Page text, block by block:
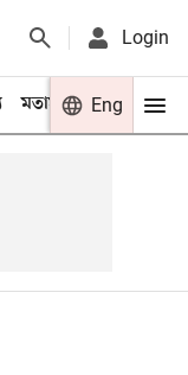
Login
মতামত খেলা
Eng